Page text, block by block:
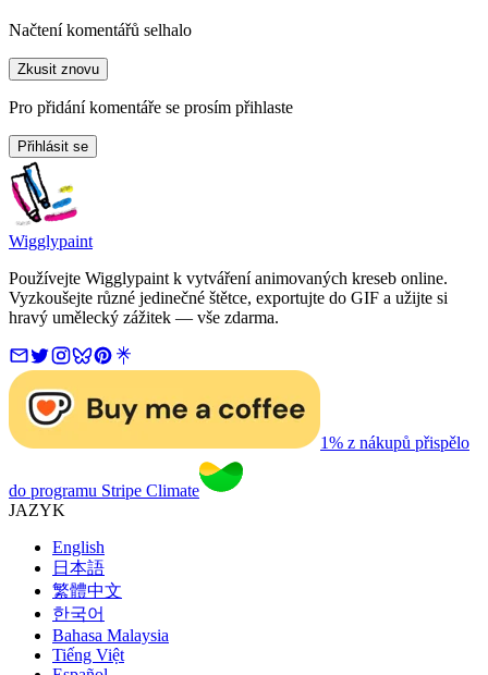
Načtení komentářů selhalo
Zkusit znovu
Pro přidání komentáře se prosím přihlaste
Přihlásit se
Wigglypaint
Používejte Wigglypaint k vytváření animovaných kreseb online.
Vyzkoušejte různé jedinečné štětce, exportujte do GIF a užijte si
hravý umělecký zážitek — vše zdarma.
1% z nákupů přispělo
do programu Stripe Climate
JAZYK
English
日本語
繁體中文
한국어
Bahasa Malaysia
Tiếng Việt